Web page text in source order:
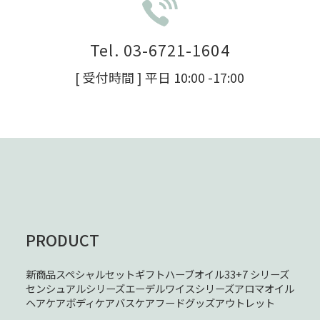
Tel. 03-6721-1604
[ 受付時間 ] 平日 10:00 -17:00
PRODUCT
新商品スペシャルセットギフトハーブオイル33+7 シリーズ
センシュアルシリーズエーデルワイスシリーズアロマオイル
ヘアケアボディケアバスケアフードグッズアウトレット